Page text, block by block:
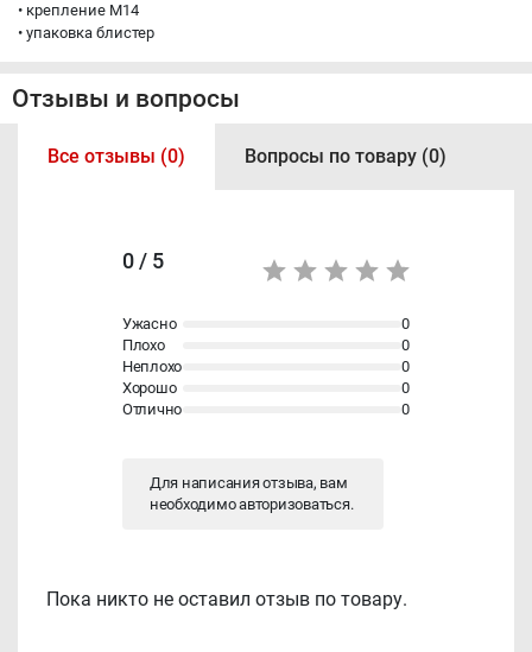
• крепление М14
• упаковка блистер
Отзывы и вопросы
Все отзывы (0) Вопросы по товару (0)
Пока никто не оставил отзыв по товару.
0 / 5
Ужасно
0
Плохо
0
Неплохо
0
Хорошо
0
Отлично
0
Для написания отзыва, вам
необходимоавторизоваться.